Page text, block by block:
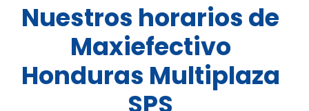
Nuestros horarios de
Maxiefectivo
Honduras Multiplaza